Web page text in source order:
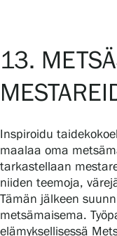
13.
Inspiroidu
maalaa oma
tarkastellaan
niiden teemoja,
Tämän jälkeen
metsämaisema.
elämyksellisessä